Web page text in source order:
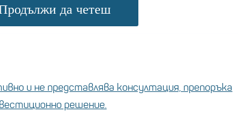
хил. наети.
допусна най-голяма инфлация
да четеш
и не представлява консултация, препоръка
решение.